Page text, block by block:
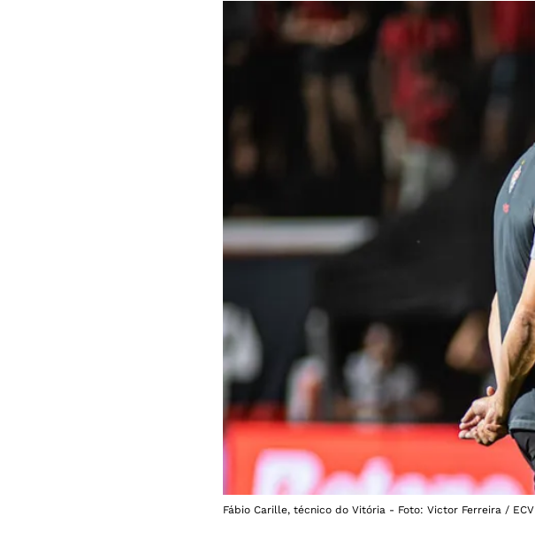
Fábio Carille, técnico do Vitória - Foto: Victor Ferreira / ECV